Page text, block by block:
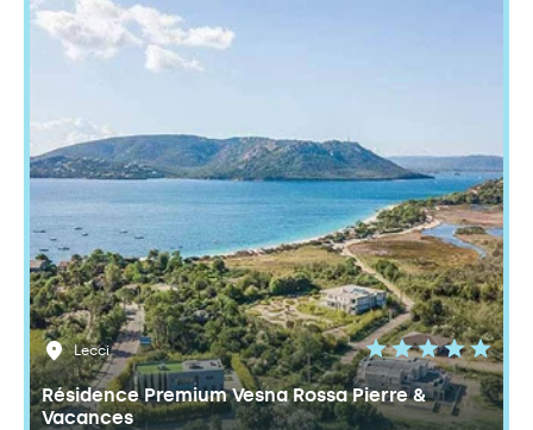
Lecci
Résidence Premium Vesna Rossa Pierre &
Vacances